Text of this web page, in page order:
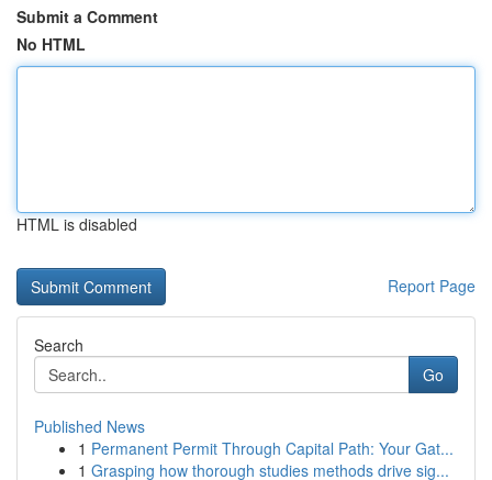
Submit a Comment
No HTML
HTML is disabled
Report Page
Search
Go
Published News
1 Permanent Permit Through Capital Path: Your Gat...
1 Grasping how thorough studies methods drive sig...